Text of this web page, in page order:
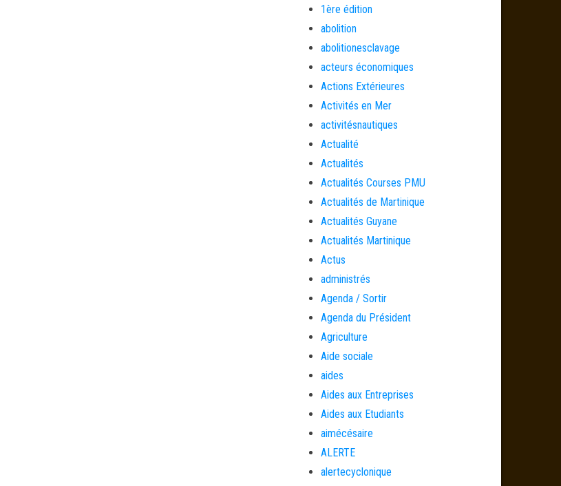
1ère édition
abolition
abolitionesclavage
acteurs économiques
Actions Extérieures
Activités en Mer
activitésnautiques
Actualité
Actualités
Actualités Courses PMU
Actualités de Martinique
Actualités Guyane
Actualités Martinique
Actus
administrés
Agenda / Sortir
Agenda du Président
Agriculture
Aide sociale
aides
Aides aux Entreprises
Aides aux Etudiants
aimécésaire
ALERTE
alertecyclonique